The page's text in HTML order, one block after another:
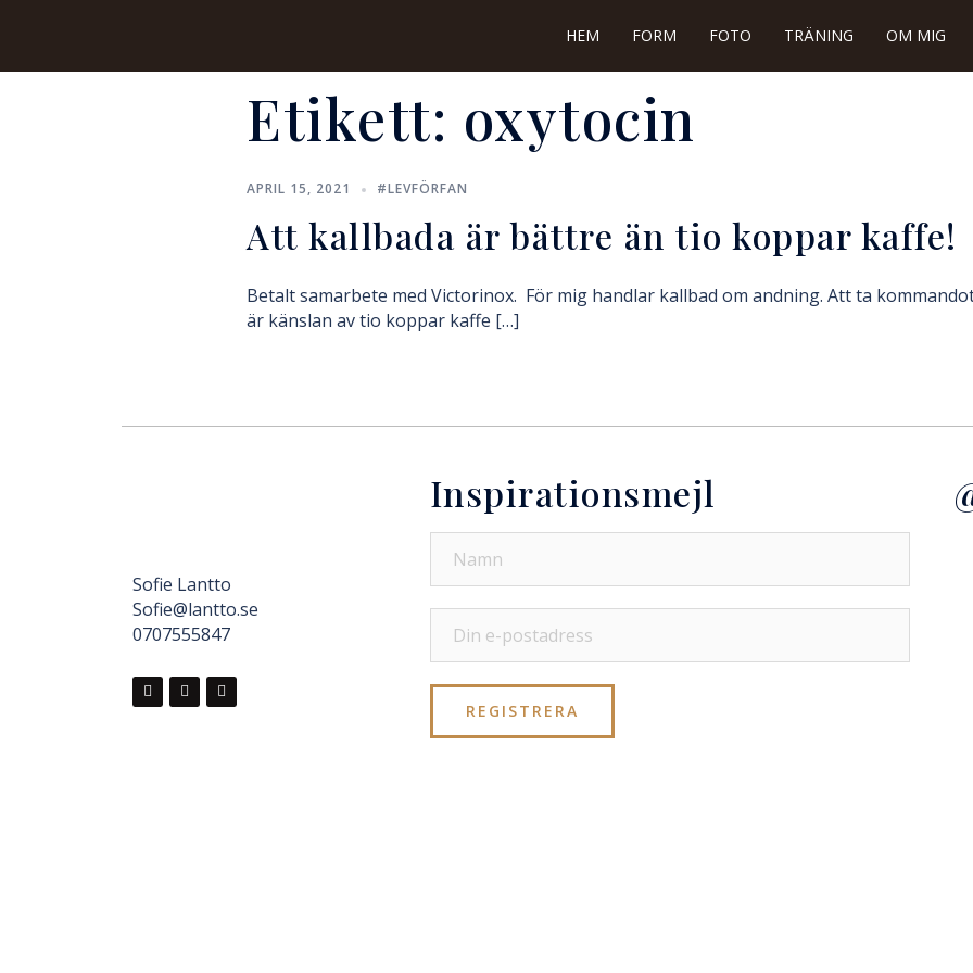
HEM FORM FOTO TRÄNING OM MIG
Etikett: oxytocin
APRIL 15, 2021 #LEVFÖRFAN
Att kallbada är bättre än tio koppar kaffe!
Betalt samarbete med Victorinox. För mig handlar kallbad om andning. Att ta
är känslan av tio koppar kaffe […]
Sofie Lantto
Sofie@lantto.se
0707555847
Inspirationsmejl